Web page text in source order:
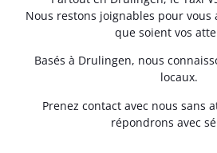
Nous restons joignables pour vous
que soient vos
Basés à Drulingen, nous
locaux.
Prenez contact avec nous sans
répondrons avec